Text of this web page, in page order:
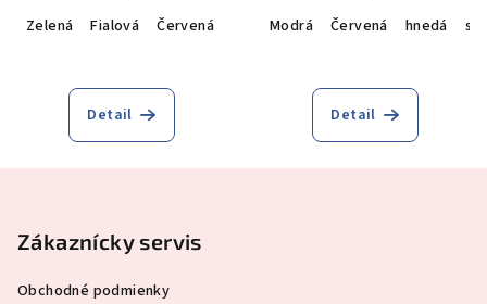
Zelená
Fialová Červená Ružová hnedá sivá
Detail
Modrá
Červená hnedá
Detail
Zákaznícky servis
Obchodné podmienky